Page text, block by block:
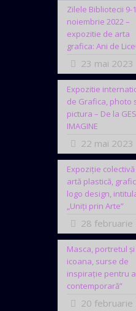
Zilele Bibliotecii 9-
noiembrie 2022 –
expozitie de arta
grafica: Ani de
23 mai 2023
Expozitie
de Grafica, photo
pictura – De la
IMAGINE
22 mai 2023
Expoziție
artă plastică,
logo design,
„Uniți prin Arte”
28 februarie
Masca, portretul și
icoana, surse de
inspirație pentru
contemporară”
20 februarie